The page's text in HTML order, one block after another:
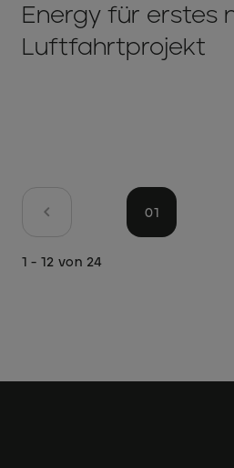
Energy für erstes
Luftfahrtprojekt
Vorherige
Diese
Seite
01
1 - 12 von 24